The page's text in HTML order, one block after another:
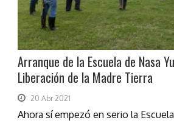
Arranque de la Escuela de Nasa
Liberación de la Madre Tierra
20 Abr 2021
Ahora sí empezó en serio la